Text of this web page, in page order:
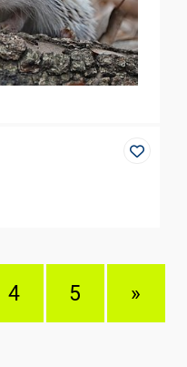
4 5 »